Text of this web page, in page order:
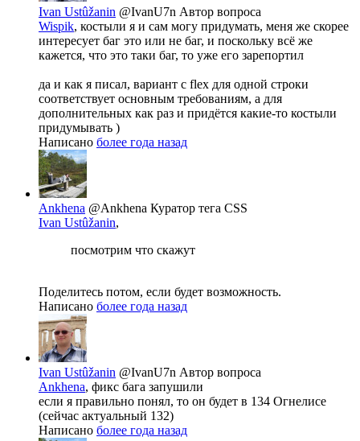
Ivan Ustûžanin @IvanU7n Автор вопроса
Wispik, костыли я и сам могу придумать, меня же скорее
интересует баг это или не баг, и поскольку всё же
кажется, что это таки баг, то уже его зарепортил
да и как я писал, вариант с flex для одной строки
соответствует основным требованиям, а для
дополнительных как раз и придётся какие-то костыли
придумывать )
Написано более года назад
Ankhena @Ankhena Куратор тега CSS
Ivan Ustûžanin,
посмотрим что скажут
Поделитесь потом, если будет возможность.
Написано более года назад
Ivan Ustûžanin @IvanU7n Автор вопроса
Ankhena, фикс бага запушили
если я правильно понял, то он будет в 134 Огнелисе
(сейчас актуальный 132)
Написано более года назад